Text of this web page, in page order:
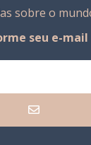
sobre o
seu e-mail